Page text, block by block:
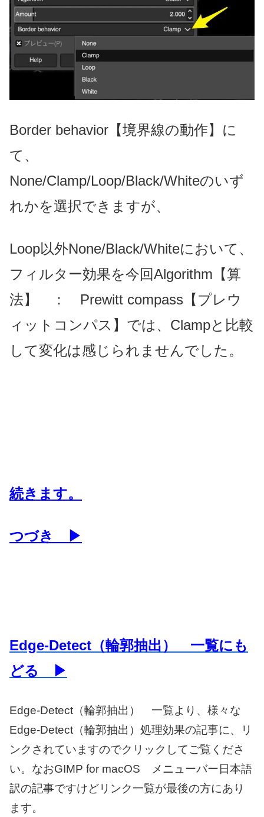
Border behavior【境界線の動作】に
て、
None/Clamp/Loop/Black/Whiteのいず
れかを選択できますが、
Loop以外None/Black/Whiteにおいて、
フィルター効果を今回Algorithm【算
法】 ： Prewitt compass【プレウ
ィットコンパス】では、Clampと比較
して変化は感じられませんでした。
続きます。
つづき ▶
Edge-Detect（輪郭抽出） 一覧にも
どる ▶
Edge-Detect（輪郭抽出） 一覧より、様々な
Edge-Detect（輪郭抽出）処理効果の記事に、リ
ンクされていますのでクリックしてご覧くださ
い。なおGIMP for macOS メニューバー日本語
訳の記事ですけどリンク一覧が最後の方にあり
ます。